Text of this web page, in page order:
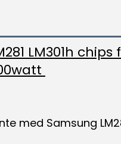
LM301h
med Samsung